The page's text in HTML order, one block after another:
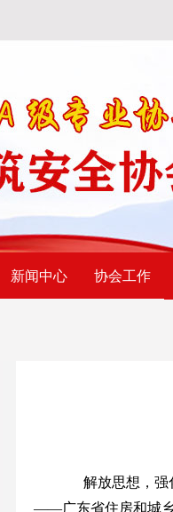
新闻中心 协会工作
解放思想，强
——广东省住房和城乡